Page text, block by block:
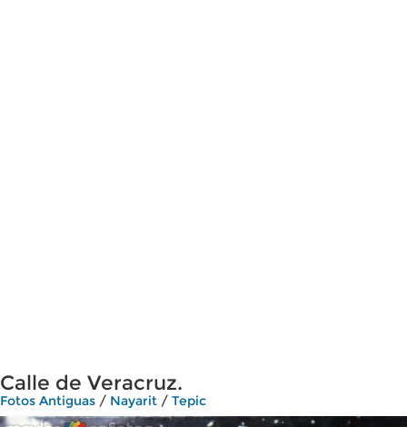
Calle de Veracruz.
Fotos Antiguas / Nayarit / Tepic